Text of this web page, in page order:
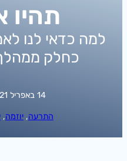
תהיו
למה כדאי לנו
כחלק ממהלך
14 באפריל 2021
התרעה, יוזמה,